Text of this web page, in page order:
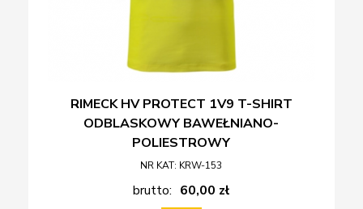
RIMECK HV PROTECT 1V9 T-SHIRT
ODBLASKOWY BAWEŁNIANO-
POLIESTROWY
NR KAT: KRW-153
brutto: 60,00 zł